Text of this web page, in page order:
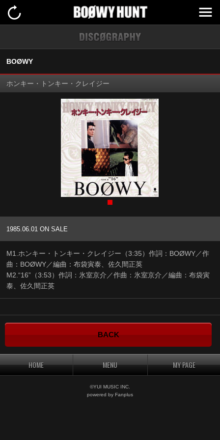
BOØWY
ホンキー・トンキー・クレイジー
1985.06.01 ON SALE
M1.ホンキー・トンキー・クレイジー（3:35）作詞：BOØWY／作
曲：BOØWY／編曲：布袋寅泰、佐久間正英
M2.“16”（3:53）作詞：氷室京介／作曲：氷室京介／編曲：布袋寅
泰、佐久間正英
BACK
HOME MENU MY PAGE
©YUI MUSIC INC.
powered by Fanplus